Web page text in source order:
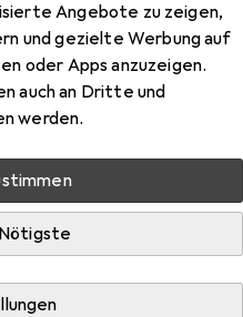
Angebote zu zeigen,
und gezielte Werbung auf
oder Apps anzuzeigen.
auch an Dritte und
werden.
Set of 2 bowls
stand
stand aus der